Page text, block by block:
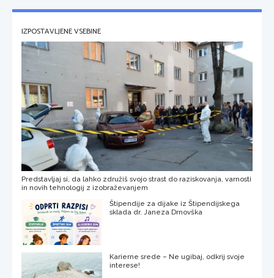
IZPOSTAVLJENE VSEBINE
Predstavljaj si, da lahko združiš svojo strast do raziskovanja, varnosti
in novih tehnologij z izobraževanjem
Štipendije za dijake iz Štipendijskega
sklada dr. Janeza Drnovška
Karierne srede – Ne ugibaj, odkrij svoje
interese!